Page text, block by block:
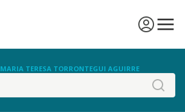
MARIA TERESA TORRONTEGUI AGUIRRE